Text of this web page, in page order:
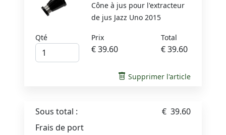
Cône à jus pour l'extracteur
de jus Jazz Uno 2015
Qté Prix
€ 39.60
Total
€ 39.60
Supprimer l'article
Sous total :
€ 39.60
Frais de port